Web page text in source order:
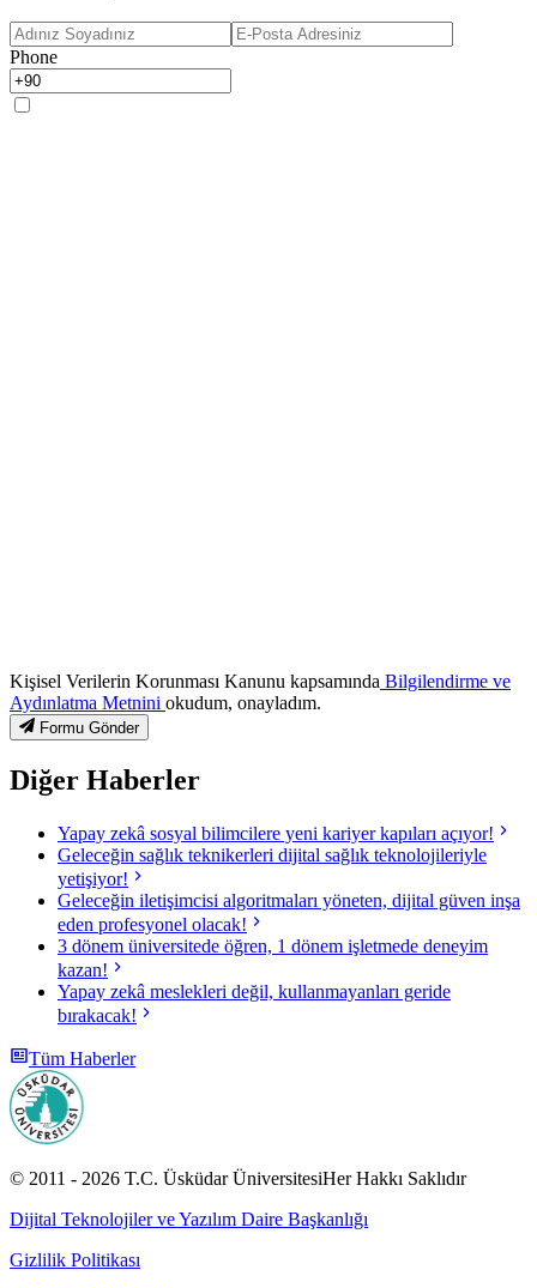
Phone
Kişisel Verilerin Korunması Kanunu kapsamında Bilgilendirme ve
Aydınlatma Metnini okudum, onayladım.
Formu Gönder
Diğer Haberler
Yapay zekâ sosyal bilimcilere yeni kariyer kapıları açıyor!
Geleceğin sağlık teknikerleri dijital sağlık teknolojileriyle
yetişiyor!
Geleceğin iletişimcisi algoritmaları yöneten, dijital güven inşa
eden profesyonel olacak!
3 dönem üniversitede öğren, 1 dönem işletmede deneyim
kazan!
Yapay zekâ meslekleri değil, kullanmayanları geride
bırakacak!
Tüm Haberler
© 2011 - 2026 T.C. Üsküdar ÜniversitesiHer Hakkı Saklıdır
Dijital Teknolojiler ve Yazılım Daire Başkanlığı
Gizlilik Politikası